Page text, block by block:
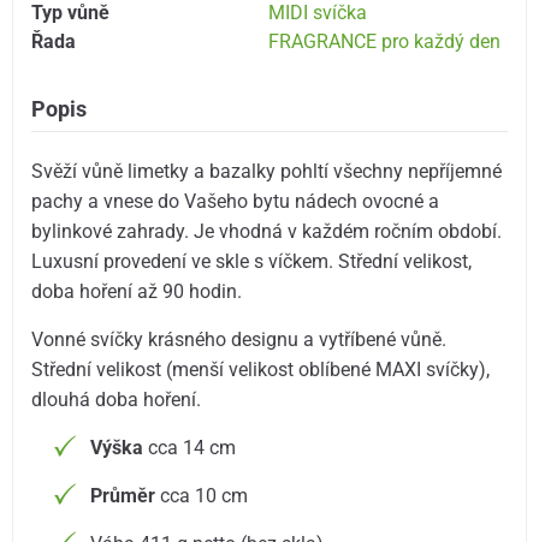
Typ vůně
MIDI svíčka
Řada
FRAGRANCE pro každý den
Popis
Svěží vůně limetky a bazalky pohltí všechny nepříjemné
pachy a vnese do Vašeho bytu nádech ovocné a
bylinkové zahrady. Je vhodná v každém ročním období.
Luxusní provedení ve skle s víčkem. Střední velikost,
doba hoření až 90 hodin.
Vonné svíčky krásného designu a vytříbené vůně.
Střední velikost (menší velikost oblíbené MAXI svíčky),
dlouhá doba hoření.
Výška cca 14 cm
Průměr cca 10 cm